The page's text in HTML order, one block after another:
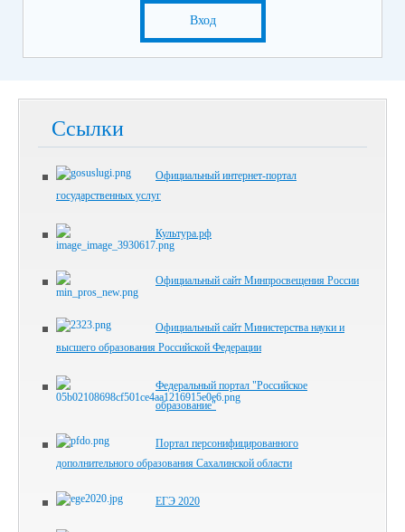
Вход
Ссылки
Официальный интернет-портал
государственных услуг
Культура.рф
Официальный сайт Минпросвещения России
Официальный сайт Министерства науки и
высшего образования Российской Федерации
Федеральный портал "Российское
образование"
Портал персонифицированного
дополнительного образования Сахалинской области
ЕГЭ 2020